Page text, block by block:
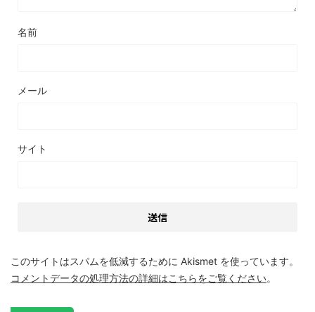
名前
メール
サイト
このサイトはスパムを低減するために Akismet を使っています。
コメントデータの処理方法の詳細はこちらをご覧ください。